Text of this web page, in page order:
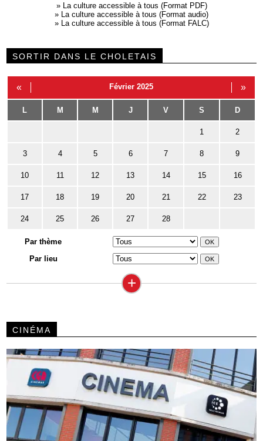
» La culture accessible à tous (Format PDF)
» La culture accessible à tous (Format audio)
» La culture accessible à tous (Format FALC)
SORTIR DANS LE CHOLETAIS
« Février 2025 »
L M M J V S D
1 2
3 4 5 6 7 8 9
10 11 12 13 14 15 16
17 18 19 20 21 22 23
24 25 26 27 28
Par thème
Par lieu
+
CINÉMA